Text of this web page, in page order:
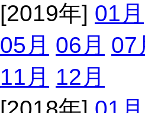
[2019年] 01月
05月 06月 07
11月 12月